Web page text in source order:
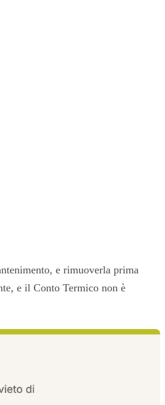
e rimuoverla prima
e il Conto Termico non è